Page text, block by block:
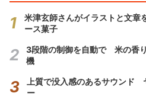
米津玄師さんがイラストと文章
ース菓子
3段階の制御を自動で 米の香
機
上質で没入感のあるサウンド
ー